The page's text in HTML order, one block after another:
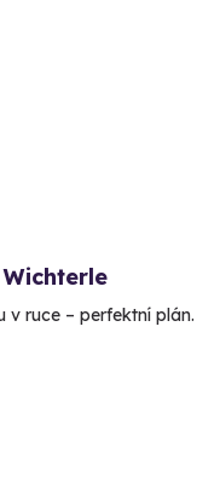
v ruce – perfektní plán.